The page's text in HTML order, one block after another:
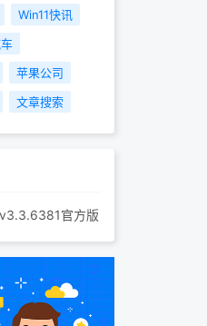
Win11快讯
苹果公司
文章搜索
官方版